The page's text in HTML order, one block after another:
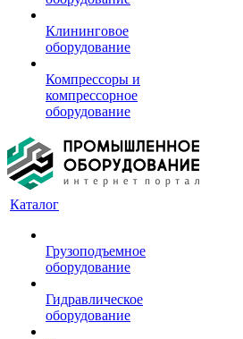
Клининговое
оборудование
Компрессоры и
компрессорное
оборудование
Каталог
Грузоподъемное
оборудование
Гидравлическое
оборудование